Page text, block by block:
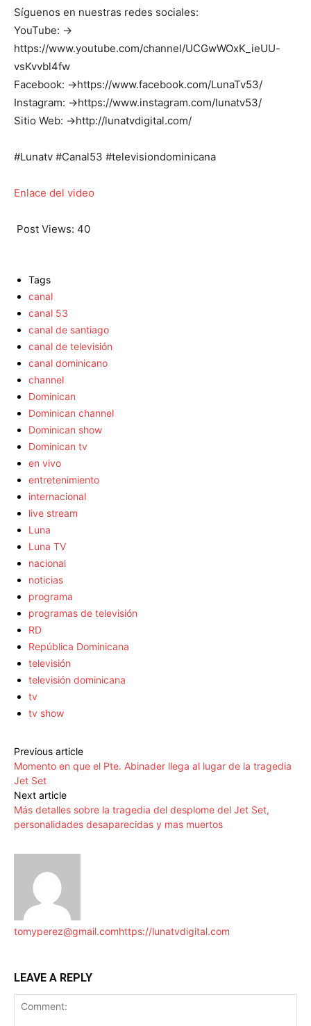
Síguenos en nuestras redes sociales:
YouTube: →
https://www.youtube.com/channel/UCGwWOxK_ieUU-
vsKvvbl4fw
Facebook: →https://www.facebook.com/LunaTv53/
Instagram: →https://www.instagram.com/lunatv53/
Sitio Web: →http://lunatvdigital.com/
#Lunatv #Canal53 #televisiondominicana
Enlace del video
Post Views: 40
Tags
canal
canal 53
canal de santiago
canal de televisión
canal dominicano
channel
Dominican
Dominican channel
Dominican show
Dominican tv
en vivo
entretenimiento
internacional
live stream
Luna
Luna TV
nacional
noticias
programa
programas de televisión
RD
República Dominicana
televisión
televisión dominicana
tv
tv show
Previous article
Momento en que el Pte. Abinader llega al lugar de la tragedia
Jet Set
Next article
Más detalles sobre la tragedia del desplome del Jet Set,
personalidades desaparecidas y mas muertos
tomyperez@gmail.comhttps://lunatvdigital.com
LEAVE A REPLY